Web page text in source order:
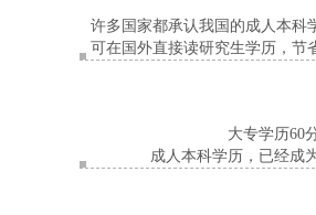
常见问题 三门峡 成人高考 能考医学院吗
许多国家都承认我国的成人本科
可在国外直接读研究生学历，节
大专学历60
成人本科学历，已经成